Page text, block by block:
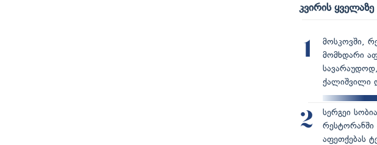
კვირის
1
მოსკოვში,
მომხდარი
ქალიშვილი
2
სერგეი
აფეთქებას